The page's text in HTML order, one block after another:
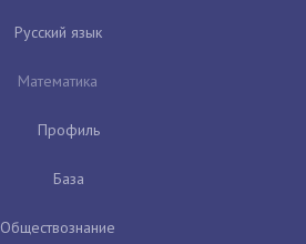
Русский язык
Математика
Профиль
База
Обществознание